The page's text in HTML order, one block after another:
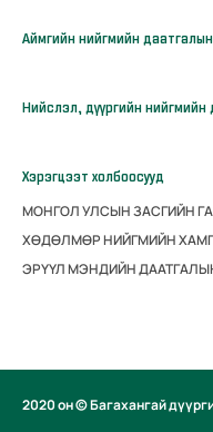
Аймгийн нийгмийн даатгалын
Нийслэл, дүүргийн нийгмийн
Хэрэгцээт холбоосууд
МОНГОЛ УЛСЫН ЗАСГИЙН
ХӨДӨЛМӨР НИЙГМИЙН
ЭРҮҮЛ МЭНДИЙН
2020 он © Багахангай